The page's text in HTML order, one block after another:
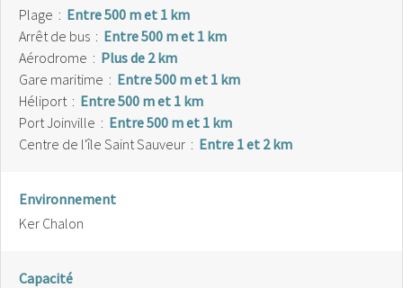
Plage : Entre 500 m et 1 km
Arrêt de bus : Entre 500 m et 1 km
Aérodrome : Plus de 2 km
Gare maritime : Entre 500 m et 1 km
Héliport : Entre 500 m et 1 km
Port Joinville : Entre 500 m et 1 km
Centre de l'île Saint Sauveur : Entre 1 et 2 km
Environnement
Ker Chalon
Capacité